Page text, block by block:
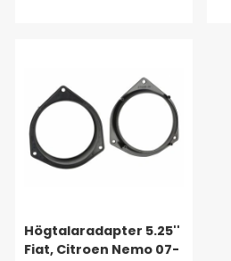
Högtalaradapter 5.25''
Fiat, Citroen Nemo 07-